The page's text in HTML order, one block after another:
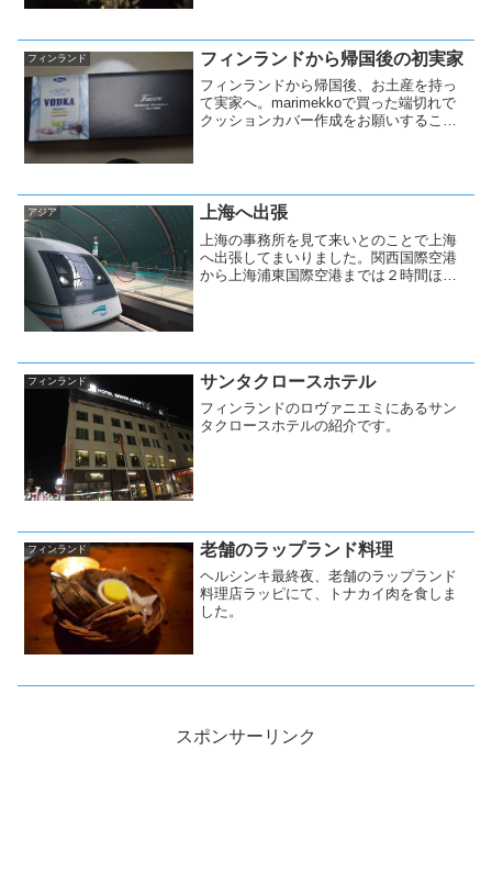
フィンランド フィンランドから帰国後の初実家
フィンランドから帰国後、お土産を持っ
て実家へ。marimekkoで買った端切れで
クッションカバー作成をお願いすること
アジア 上海へ出張
上海の事務所を見て来いとのことで上海
へ出張してまいりました。関西国際空港
から上海浦東国際空港までは２時間ほ
フィンランド サンタクロースホテル
フィンランドのロヴァニエミにあるサン
タクロースホテルの紹介です。
フィンランド 老舗のラップランド料理
ヘルシンキ最終夜、老舗のラップランド
料理店ラッピにて、トナカイ肉を食しま
した。
スポンサーリンク